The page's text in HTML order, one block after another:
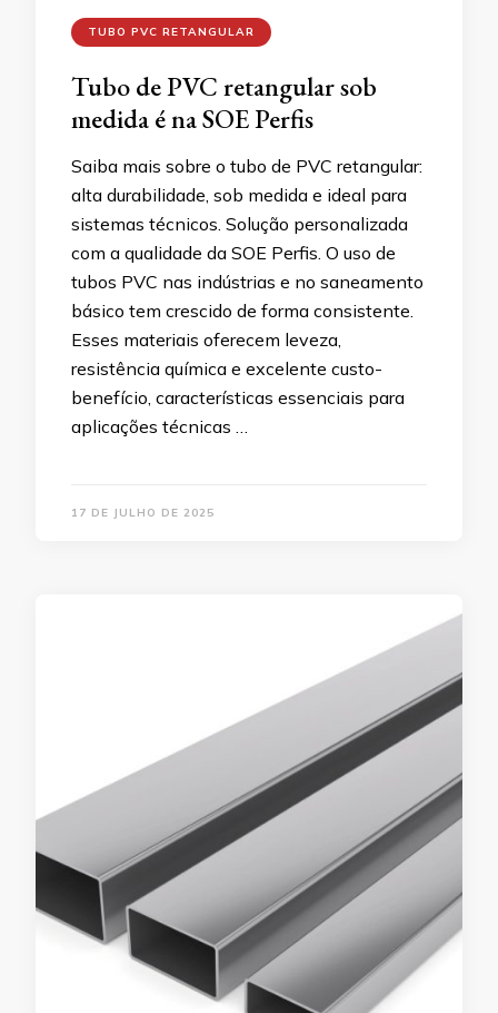
TUBO PVC RETANGULAR
Tubo de PVC retangular sob
medida é na SOE Perfis
Saiba mais sobre o tubo de PVC retangular:
alta durabilidade, sob medida e ideal para
sistemas técnicos. Solução personalizada
com a qualidade da SOE Perfis. O uso de
tubos PVC nas indústrias e no saneamento
básico tem crescido de forma consistente.
Esses materiais oferecem leveza,
resistência química e excelente custo-
benefício, características essenciais para
aplicações técnicas …
17 DE JULHO DE 2025